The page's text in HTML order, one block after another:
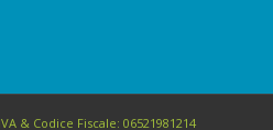
& Codice Fiscale: 06521981214